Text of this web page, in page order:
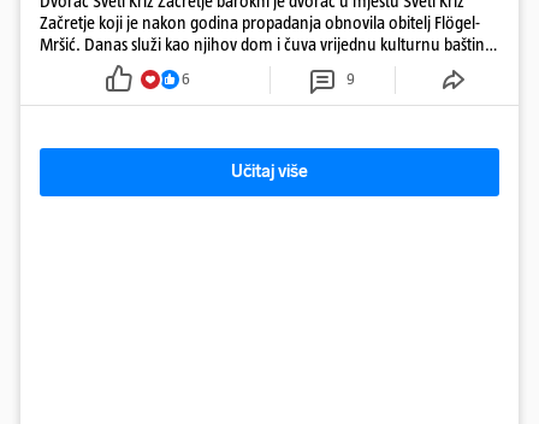
Začretje koji je nakon godina propadanja obnovila obitelj Flögel-
Mršić. Danas služi kao njihov dom i čuva vrijednu kulturnu baštinu
davno zaboravljenog vremena
6 9
Učitaj više